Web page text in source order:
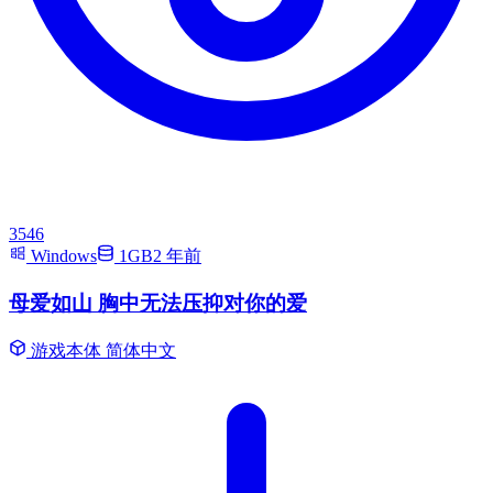
3546
Windows
1GB2 年前
母爱如山 胸中无法压抑对你的爱
游戏本体 简体中文